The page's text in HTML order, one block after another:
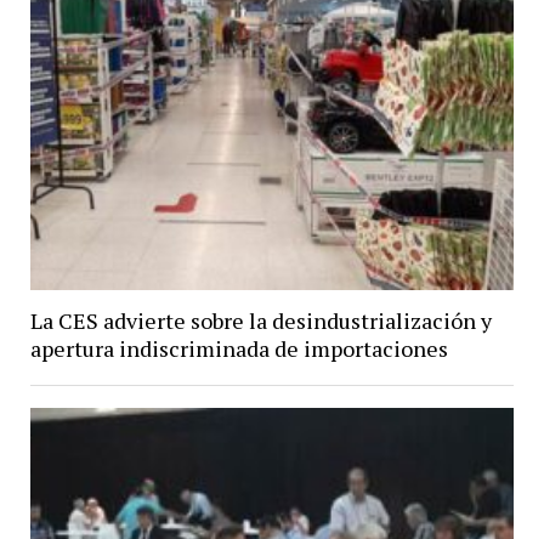
La CES advierte sobre la desindustrialización y
apertura indiscriminada de importaciones